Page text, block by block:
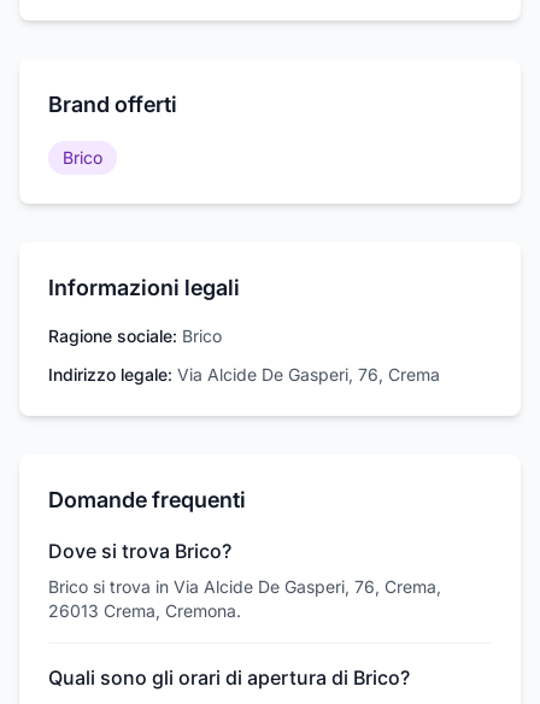
Brand offerti
Brico
Informazioni legali
Ragione sociale: Brico
Indirizzo legale: Via Alcide De Gasperi, 76, Crema
Domande frequenti
Dove si trova Brico?
Brico si trova in Via Alcide De Gasperi, 76, Crema,
26013 Crema, Cremona.
Quali sono gli orari di apertura di Brico?